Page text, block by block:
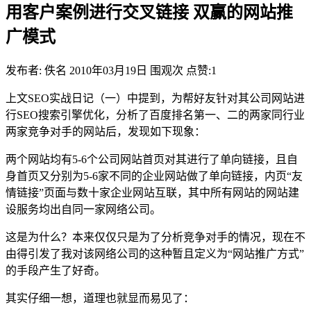
用客户案例进行交叉链接 双赢的网站推
广模式
发布者: 佚名 2010年03月19日 围观次 点赞:1
上文SEO实战日记（一）中提到，为帮好友针对其公司网站进
行SEO搜索引擎优化，分析了百度排名第一、二的两家同行业
两家竞争对手的网站后，发现如下现象：
两个网站均有5-6个公司网站首页对其进行了单向链接，且自
身首页又分别为5-6家不同的企业网站做了单向链接，内页“友
情链接”页面与数十家企业网站互联，其中所有网站的网站建
设服务均出自同一家网络公司。
这是为什么？本来仅仅只是为了分析竞争对手的情况，现在不
由得引发了我对该网络公司的这种暂且定义为“网站推广方式”
的手段产生了好奇。
其实仔细一想，道理也就显而易见了：